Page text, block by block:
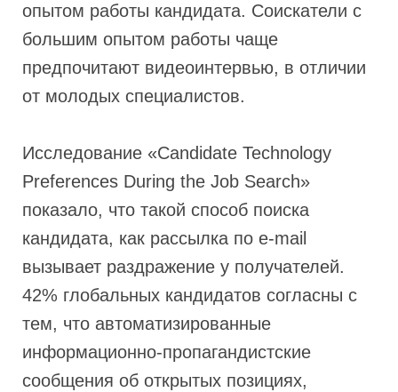
опытом работы кандидата. Соискатели с
большим опытом работы чаще
предпочитают видеоинтервью, в отличии
от молодых специалистов.
Исследование «Candidate Technology
Preferences During the Job Search»
показало, что такой способ поиска
кандидата, как рассылка по e-mail
вызывает раздражение у получателей.
42% глобальных кандидатов согласны с
тем, что автоматизированные
информационно-пропагандистские
сообщения об открытых позициях,